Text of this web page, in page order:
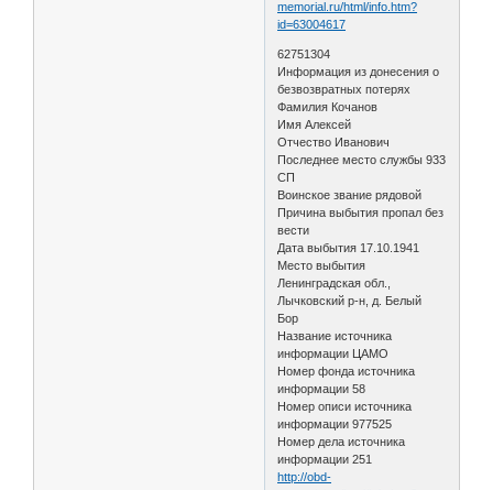
memorial.ru/html/info.htm?
id=63004617
62751304
Информация из донесения о
безвозвратных потерях
Фамилия Кочанов
Имя Алексей
Отчество Иванович
Последнее место службы 933
СП
Воинское звание рядовой
Причина выбытия пропал без
вести
Дата выбытия 17.10.1941
Место выбытия
Ленинградская обл.,
Лычковский р-н, д. Белый
Бор
Название источника
информации ЦАМО
Номер фонда источника
информации 58
Номер описи источника
информации 977525
Номер дела источника
информации 251
http://obd-